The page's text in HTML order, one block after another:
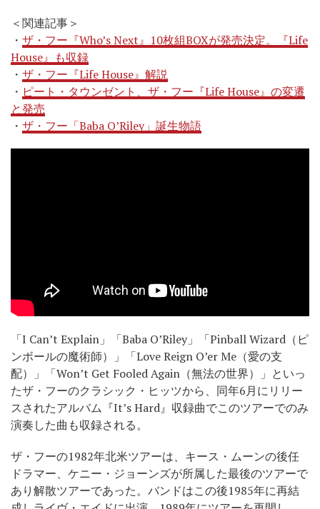
＜関連記事＞
・ ザ・フー『Who’s Next』10枚組BOXが発売決定。『Life
House』も収録
・ ザ・フー『Life House』解説
・ ピート・タウンゼント、ザ・フー『Life House』の変遷
と発売
・ ザ・フー「Baba O’Riley」誕生物語
「I Can’t Explain」「Baba O’Riley」「Pinball Wizard（ピ
ンボールの魔術師）」「Love Reign O’er Me（愛の支
配）」「Won’t Get Fooled Again（無法の世界）」といっ
たザ・フーのクラシック・ヒッツから、同年6月にリリー
スされたアルバム『It’s Hard』収録曲でこのツアーでのみ
演奏した曲も収録される。
ザ・フーの1982年北米ツアーは、キース・ムーンの後任
ドラマー、ケニー・ジョーンズが所属した最後のツアーで
あり解散ツアーであった。バンドはこの後1985年に再結